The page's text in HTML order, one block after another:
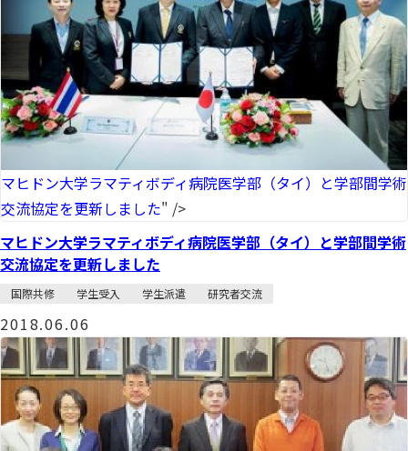
マヒドン大学ラマティボディ病院医学部（タイ）と学部間学術
交流協定を更新しました" />
マヒドン大学ラマティボディ病院医学部（タイ）と学部間学術
交流協定を更新しました
国際共修 学生受入 学生派遣 研究者交流
2018.06.06